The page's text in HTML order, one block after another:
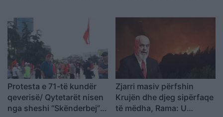
Na detyruan të
rikthehemi për ta
çrrënjosur këtë politikë
Protesta e 71-të kundër
qeverisë/ Qytetarët nisen
nga sheshi “Skënderbej”
Zjarri masiv përfshin
Krujën dhe djeg sipërfaqe
të mëdha, Rama: U